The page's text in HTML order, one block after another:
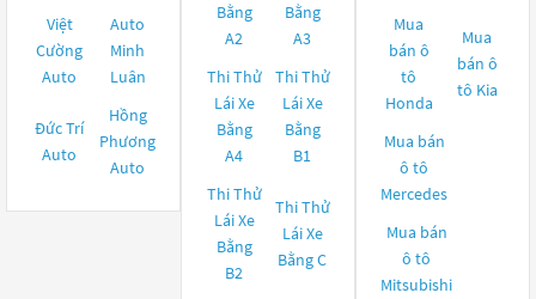
Việt
Cường
Auto
Auto
Minh
Luân
Đức Trí
Auto
Hồng
Phương
Auto
Bằng
A2
Bằng
A3
Thi Thử
Lái Xe
Bằng
A4
Thi Thử
Lái Xe
Bằng
B1
Thi Thử
Lái Xe
Bằng
B2
Thi Thử
Lái Xe
Bằng C
Mua
bán ô
tô
Honda
Mua
bán ô
tô Kia
Mua bán
ô tô
Mercedes
Mua bán
ô tô
Mitsubishi